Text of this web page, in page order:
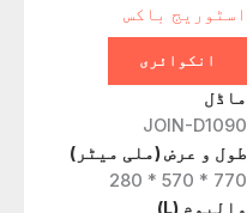
اسٹوریج باکس
انکوائری
ماڈل
JOIN-D1090
طول و عرض (ملی میٹر)
770 * 570 * 280
والیوم (L)